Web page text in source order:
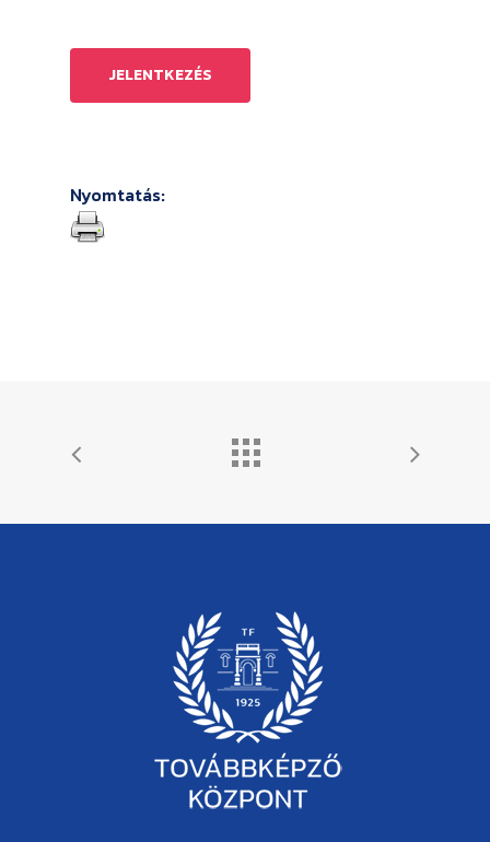
JELENTKEZÉS
Nyomtatás: